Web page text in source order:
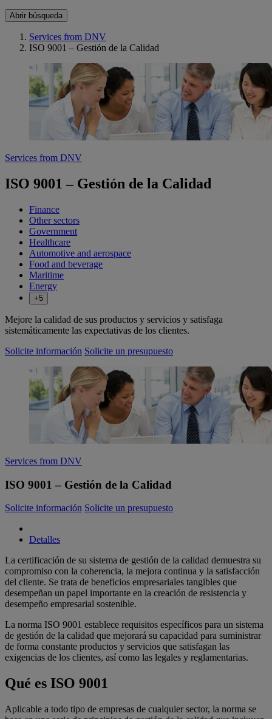
Abrir búsqueda
Services from DNV
ISO 9001 – Gestión de la Calidad
Services from DNV
ISO 9001 – Gestión de la Calidad
Finance
Other sectors
Government
Healthcare
Automotive and aerospace
Food and beverage
Maritime
Energy
+5
Mejore la calidad de sus productos y servicios y satisfaga
sistemáticamente las expectativas de los clientes.
Solicite información Solicite un presupuesto
Services from DNV
ISO 9001 – Gestión de la Calidad
Solicite información Solicite un presupuesto
Detalles
La certificación de su sistema de gestión de la calidad demuestra su
compromiso con la coherencia, la mejora continua y la satisfacción
del cliente. Se trata de beneficios empresariales tangibles que
desempeñan un papel importante en la creación de resistencia y
desempeño empresarial sostenible.
La norma ISO 9001 establece requisitos específicos para un sistema
de gestión de la calidad que mejorará su capacidad para suministrar
de forma constante productos y servicios que satisfagan las
exigencias de los clientes, así como las legales y reglamentarias.
Qué es ISO 9001
Aplicable a todo tipo de empresas de cualquier sector, la norma se